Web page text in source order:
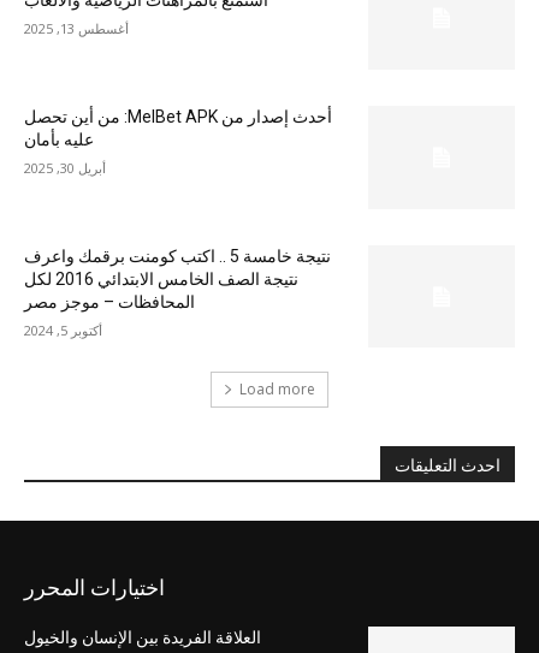
أغسطس 13, 2025
أحدث إصدار من MelBet APK: من أين تحصل
عليه بأمان
أبريل 30, 2025
نتيجة خامسة 5 .. اكتب كومنت برقمك واعرف
نتيجة الصف الخامس الابتدائي 2016 لكل
المحافظات – موجز مصر
أكتوبر 5, 2024
Load more
احدث التعليقات
اختيارات المحرر
العلاقة الفريدة بين الإنسان والخيول